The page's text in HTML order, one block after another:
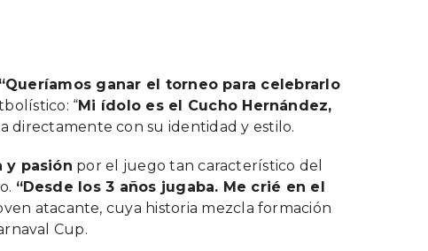
“Queríamos ganar el torneo para celebrarlo
“Mi ídolo es el Cucho Hernández,
directamente con su identidad y estilo.
y pasión por el juego tan característico del
“Desde los 3 años jugaba. Me crié en el
atacante, cuya historia mezcla formación
Cup.